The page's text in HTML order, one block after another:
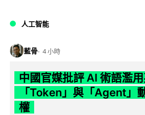
人工智能
藍骨 4 小時
中國官媒批評 AI 術語濫
「Token」與「Agent」
權